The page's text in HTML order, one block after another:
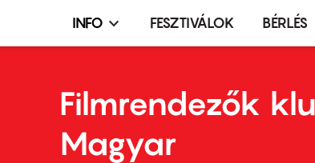
Infó,
terembérlés
menü
INFO FESZTIVÁLOK BÉRLÉS
Filmrendezők
Magyar